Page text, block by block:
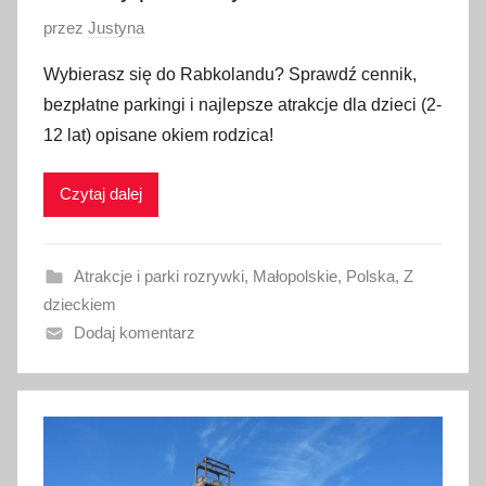
O
u
b
l
i
a
n
o
1
c
przez Justyna
Wybierasz się do Rabkolandu? Sprawdź cennik,
bezpłatne parkingi i najlepsze atrakcje dla dzieci (2-
12 lat) opisane okiem rodzica!
Czytaj dalej
Atrakcje i parki rozrywki, Małopolskie, Polska, Z
dzieckiem
Dodaj komentarz